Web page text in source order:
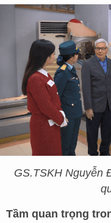
GS.TSKH Nguyễn
Tầm quan trọng